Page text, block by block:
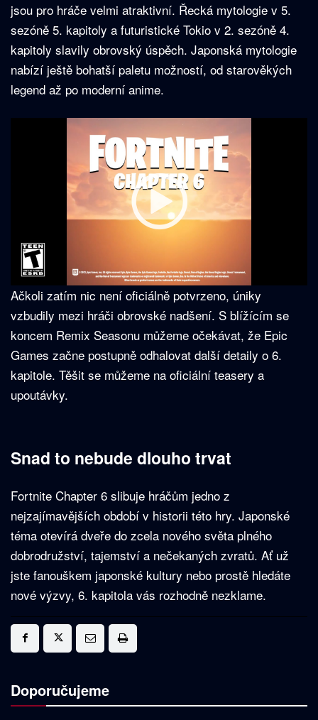
jsou pro hráče velmi atraktivní. Řecká mytologie v 5.
sezóně 5. kapitoly a futuristické Tokio v 2. sezóně 4.
kapitoly slavily obrovský úspěch. Japonská mytologie
nabízí ještě bohatší paletu možností, od starověkých
legend až po moderní anime.
Ačkoli zatím nic není oficiálně potvrzeno, úniky
vzbudily mezi hráči obrovské nadšení. S blížícím se
koncem Remix Seasonu můžeme očekávat, že Epic
Games začne postupně odhalovat další detaily o 6.
kapitole. Těšit se můžeme na oficiální teasery a
upoutávky.
Snad to nebude dlouho trvat
Fortnite Chapter 6 slibuje hráčům jedno z
nejzajímavějších období v historii této hry. Japonské
téma otevírá dveře do zcela nového světa plného
dobrodružství, tajemství a nečekaných zvratů. Ať už
jste fanouškem japonské kultury nebo prostě hledáte
nové výzvy, 6. kapitola vás rozhodně nezklame.
Doporučujeme